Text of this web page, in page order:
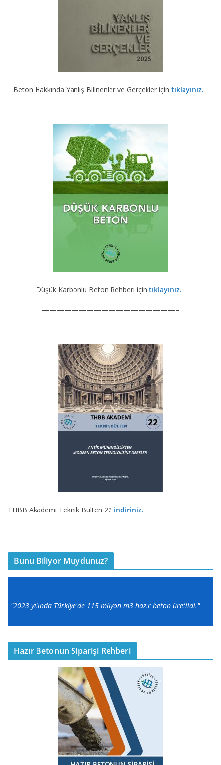
Beton Hakkında Yanlış Bilinenler ve Gerçekler için tıklayınız.
——————————————————–
Düşük Karbonlu Beton Rehberi için tıklayınız.
——————————————————–
THBB Akademi Teknik Bülten 22 indiriniz.
——————————————————–
Bunu Biliyor Muydunuz?
"2023 yılında Türkiye'de 115 milyon m3 hazır beton üretildi."
Hazır Betonun Siparişi Rehberi